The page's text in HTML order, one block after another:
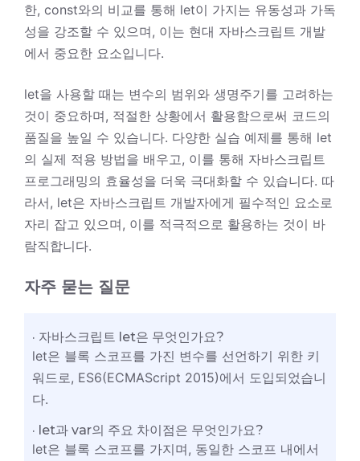
한, const와의 비교를 통해 let이 가지는 유동성과 가독
성을 강조할 수 있으며, 이는 현대 자바스크립트 개발
에서 중요한 요소입니다.
let을 사용할 때는 변수의 범위와 생명주기를 고려하는
것이 중요하며, 적절한 상황에서 활용함으로써 코드의
품질을 높일 수 있습니다. 다양한 실습 예제를 통해 let
의 실제 적용 방법을 배우고, 이를 통해 자바스크립트
프로그래밍의 효율성을 더욱 극대화할 수 있습니다. 따
라서, let은 자바스크립트 개발자에게 필수적인 요소로
자리 잡고 있으며, 이를 적극적으로 활용하는 것이 바
람직합니다.
자주 묻는 질문
자바스크립트 let은 무엇인가요?
let은 블록 스코프를 가진 변수를 선언하기 위한 키
워드로, ES6(ECMAScript 2015)에서 도입되었습니
다.
let과 var의 주요 차이점은 무엇인가요?
let은 블록 스코프를 가지며, 동일한 스코프 내에서